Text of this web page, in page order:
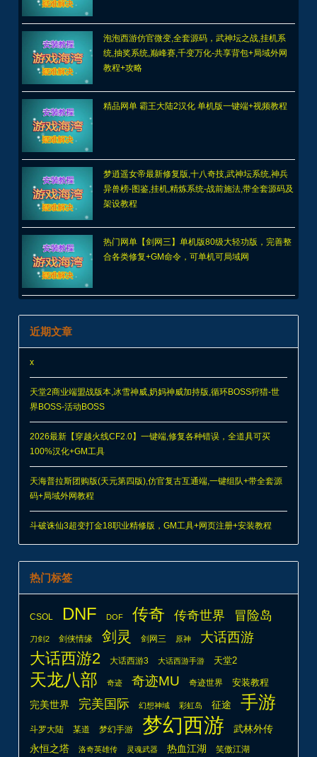
泡泡西游仿官微变,全套源码，武神坛之战,挂机系
统,抽奖系统,巅峰赛,千变万化-共享背包+局域外网
教程+攻略
精品网单 霸王大陆2汉化 单机版一键端+视频教程
梦逍遥女帝最新修复版,十八奇技,武神坛系统,神兵
异兽榜-图鉴,挂机,精炼系统-战前施法,带全套源码及
架设教程
热门网单【剑网三】单机版80级大轻功版，完善整
合各类修复+GM命令，可单机可局域网
近期文章
x
天堂2商业端盟战版本,冰雪神威,奶妈神威加持版,循环BOSS狩猎-世
界BOSS-活动BOSS
2026最新【穿越火线CF2.0】一键端,修复各种错误，全道具可买
100%汉化+GM工具
天海普拉斯团购版(天元第四版),仿官复古互通端,一键组队+带全套源
码+局域外网教程
斗破诛仙3超变打金18职业精修版，GM工具+网页注册+安装教程
热门标签
CSOL DNF DOF 传奇 传奇世界 冒险岛
刀剑2 剑侠情缘 剑灵 剑网三 原神 大话西游
大话西游2 大话西游3 大话西游手游 天堂2
天龙八部 奇迹 奇迹MU 奇迹世界 安装教程
完美世界 完美国际 幻想神域 彩虹岛 征途 手游
斗罗大陆 某道 梦幻手游 梦幻西游
武林外传
永恒之塔
洛奇英雄传 灵魂武器 热血江湖 笑傲江湖